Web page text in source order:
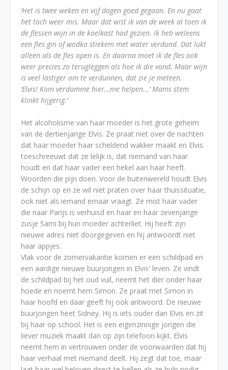
‘Het is twee weken en vijf dagen goed gegaan. En nu gaat
het toch weer mis. Maar dat wist ik van de week al toen ik
de flessen wijn in de koelkast had gezien. Ik heb weleens
een fles gin of wodka stiekem met water verdund. Dat lukt
alleen als de fles open is. En daarna moet ik de fles ook
weer precies zo terugleggen als hoe ik die vond. Maar wijn
is veel lastiger om te verdunnen, dat zie je meteen.
‘Elvis! Kom verdomme hier…me helpen...’ Mams stem
klinkt hijgerig.’
Het alcoholisme van haar moeder is het grote geheim
van de dertienjarige Elvis. Ze praat niet over de nachten
dat haar moeder haar scheldend wakker maakt en Elvis
toeschreeuwt dat ze lelijk is, dat niemand van haar
houdt en dat haar vader een hekel aan haar heeft.
Woorden die pijn doen. Voor de buitenwereld houdt Elvis
de schijn op en ze wil niet praten over haar thuissituatie,
ook niet als iemand ernaar vraagt. Ze mist haar vader
die naar Parijs is verhuisd en haar en haar zevenjarige
zusje Sami bij hun moeder achterliet. Hij heeft zijn
nieuwe adres niet doorgegeven en hij antwoordt niet
haar appjes.
Vlak voor de zomervakantie komen er een schildpad en
een aardige nieuwe buurjongen in Elvis' leven. Ze vindt
de schildpad bij het oud vuil, neemt het dier onder haar
hoede en noemt hem Simon. Ze praat met Simon in
haar hoofd en daar geeft hij ook antwoord. De nieuwe
buurjongen heet Sidney. Hij is iets ouder dan Elvis en zit
bij haar op school. Het is een eigenzinnige jongen die
liever muziek maakt dan op zijn telefoon kijkt. Elvis
neemt hem in vertrouwen onder de voorwaarden dat hij
haar verhaal met niemand deelt. Hij zegt dat toe, maar